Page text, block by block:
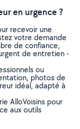
en urgence ?
recevoir une
votre demande
de confiance,
de entretien -
ou
photos de
idéal, adapté à
AlloVoisins pour
aux outils